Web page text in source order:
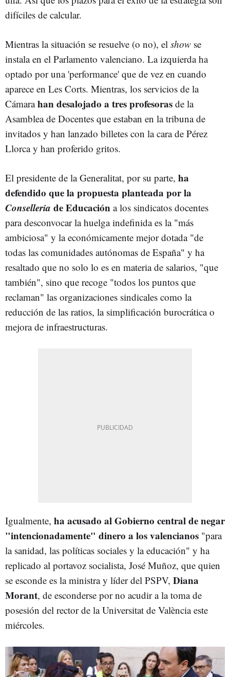
difíciles de calcular.
Mientras la situación se resuelve (o no), el show se
instala en el Parlamento valenciano. La izquierda ha
optado por una 'performance' que de vez en cuando
aparece en Les Corts. Mientras, los servicios de la
Cámara han desalojado a tres profesoras de la
Asamblea de Docentes que estaban en la tribuna de
invitados y han lanzado billetes con la cara de Pérez
Llorca y han proferido gritos.
El presidente de la Generalitat, por su parte, ha
defendido que la propuesta planteada por la
Conselleria de Educación a los sindicatos docentes
para desconvocar la huelga indefinida es la "más
ambiciosa" y la económicamente mejor dotada "de
todas las comunidades autónomas de España" y ha
resaltado que no solo lo es en materia de salarios, "que
también", sino que recoge "todos los puntos que
reclaman" las organizaciones sindicales como la
reducción de las ratios, la simplificación burocrática o
mejora de infraestructuras.
Igualmente, ha acusado al Gobierno central de negar
"intencionadamente" dinero a los valencianos "para
la sanidad, las políticas sociales y la educación" y ha
replicado al portavoz socialista, José Muñoz, que quien
se esconde es la ministra y líder del PSPV, Diana
Morant, de esconderse por no acudir a la toma de
posesión del rector de la Universitat de València este
miércoles.